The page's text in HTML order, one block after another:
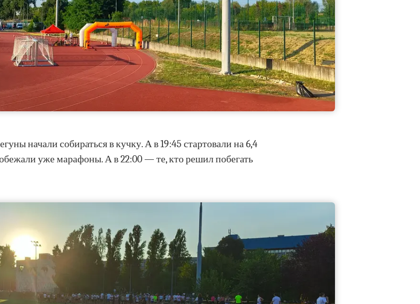
начали собираться в кучку. А в 19:45 стартовали на 6,4
уже марафоны. А в 22:00 — те, кто решил побегать